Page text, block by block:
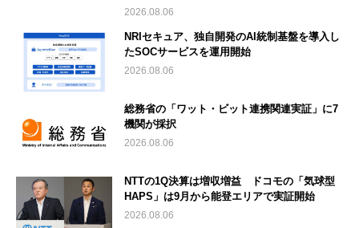
2026.08.06
NRIセキュア、独自開発のAI統制基盤を導入し
たSOCサービスを運用開始
2026.08.06
総務省の「ワット・ビット連携関連実証」に7
機関が採択
2026.08.06
NTTの1Q決算は増収増益 ドコモの「気球型
HAPS」は9月から能登エリアで実証開始
2026.08.06